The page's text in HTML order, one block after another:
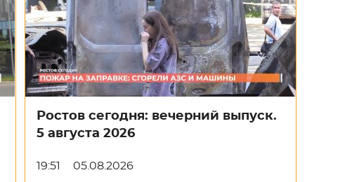
Ростов сегодня: вечерний выпуск.
5 августа 2026
19:51 05.08.2026